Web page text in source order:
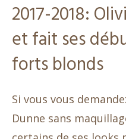
2017-2018:
et fait ses
forts blonds
Si vous vous
Dunne sans